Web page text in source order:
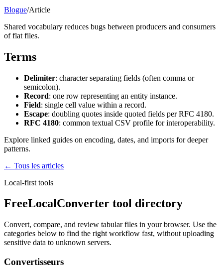
Blogue/Article
Shared vocabulary reduces bugs between producers and consumers
of flat files.
Terms
Delimiter: character separating fields (often comma or
semicolon).
Record: one row representing an entity instance.
Field: single cell value within a record.
Escape: doubling quotes inside quoted fields per RFC 4180.
RFC 4180: common textual CSV profile for interoperability.
Explore linked guides on encoding, dates, and imports for deeper
patterns.
← Tous les articles
Local-first tools
FreeLocalConverter tool directory
Convert, compare, and review tabular files in your browser. Use the
categories below to find the right workflow fast, without uploading
sensitive data to unknown servers.
Convertisseurs